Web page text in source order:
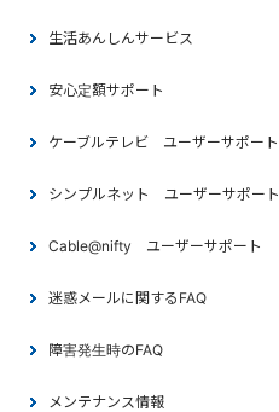
生活あんしんサービス
安心定額サポート
ケーブルテレビ ユーザーサポート
シンプルネット ユーザーサポート
Cable@nifty ユーザーサポート
迷惑メールに関するFAQ
障害発生時のFAQ
メンテナンス情報